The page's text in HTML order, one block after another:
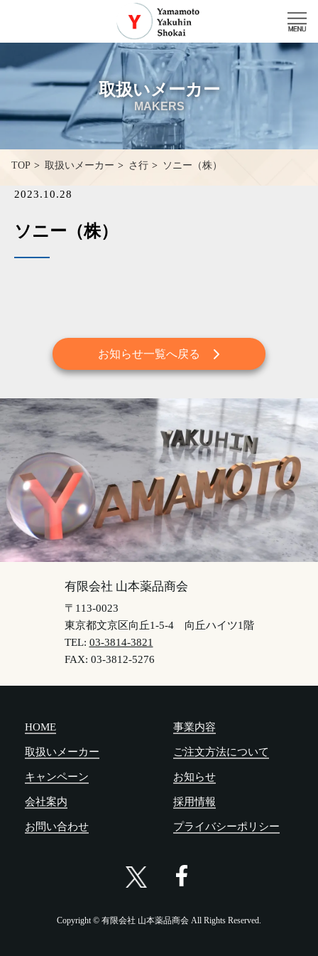
取扱いメーカー
MAKERS
TOP 取扱いメーカー さ行 ソニー（株）
2023.10.28
ソニー（株）
お知らせ一覧へ戻る
有限会社 山本薬品商会
〒113-0023
東京都文京区向丘1-5-4 向丘ハイツ1階
TEL: 03-3814-3821
FAX: 03-3812-5276
HOME 事業内容
取扱いメーカー ご注文方法について
キャンペーン お知らせ
会社案内 採用情報
お問い合わせ プライバシーポリシー
Copyright © 有限会社 山本薬品商会 All Rights Reserved.